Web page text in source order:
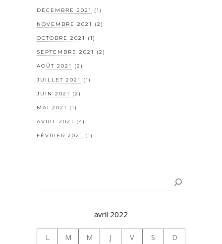
DÉCEMBRE 2021 (1)
NOVEMBRE 2021 (2)
OCTOBRE 2021 (1)
SEPTEMBRE 2021 (2)
AOÛT 2021 (2)
JUILLET 2021 (1)
JUIN 2021 (2)
MAI 2021 (1)
AVRIL 2021 (4)
FÉVRIER 2021 (1)
avril 2022
L M M J V S
D